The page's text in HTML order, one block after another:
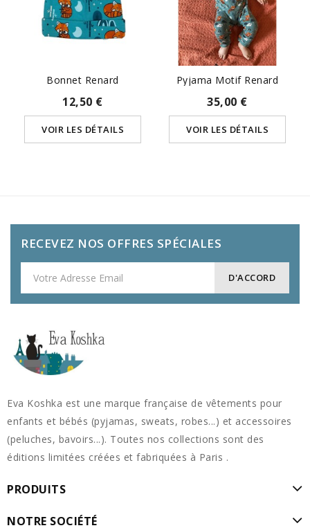
Bonnet Renard
12,50 €
VOIR LES DÉTAILS
Pyjama Motif Renard
35,00 €
VOIR LES DÉTAILS
RECEVEZ NOS OFFRES SPÉCIALES
Eva Koshka est une marque française de vêtements pour
enfants et bébés (pyjamas, sweats, robes...) et accessoires
(peluches, bavoirs...). Toutes nos collections sont des
éditions limitées créées et fabriquées à Paris .
PRODUITS
NOTRE SOCIÉTÉ